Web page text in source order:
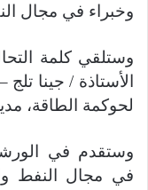
وخبراء في مجال
الأستاذة / جينا تلج
لحوكمة الطاقة،
وستقدم في الورشة
في مجال النفط